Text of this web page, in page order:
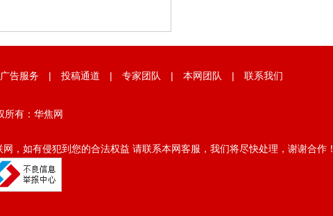
广告服务 | 投稿通道 | 专家团队 | 本网团队 | 联系我们
所有：华焦网
，如有侵犯到您的合法权益 请联系本网客服，我们将尽快处理，谢谢合作！